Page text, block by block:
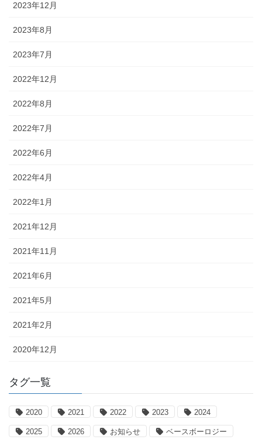
2023年12月
2023年8月
2023年7月
2022年12月
2022年8月
2022年7月
2022年6月
2022年4月
2022年1月
2021年12月
2021年11月
2021年6月
2021年5月
2021年2月
2020年12月
タグ一覧
2020 2021 2022 2023 2024
2025 2026 お知らせ ベースボーロジー